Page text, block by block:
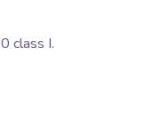
class I.